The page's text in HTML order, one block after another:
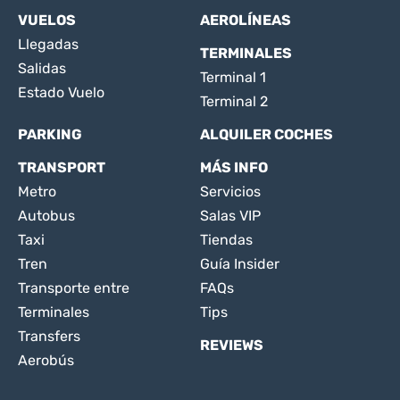
VUELOS
Llegadas
Salidas
Estado Vuelo
AEROLÍNEAS
TERMINALES
Terminal 1
Terminal 2
PARKING
ALQUILER COCHES
TRANSPORT
Metro
Autobus
Taxi
Tren
Transporte entre
Terminales
Transfers
Aerobús
MÁS INFO
Servicios
Salas VIP
Tiendas
Guía Insider
FAQs
Tips
REVIEWS